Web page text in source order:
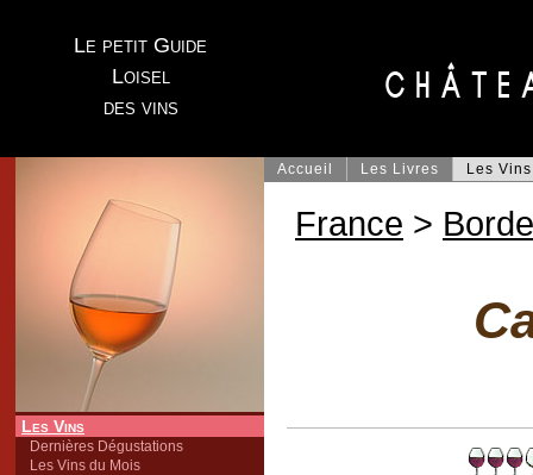
Le petit Guide
Loisel
des vins
Les Vins
Dernières Dégustations
Les Vins du Mois
Accueil Les Livres Les Vins
France >